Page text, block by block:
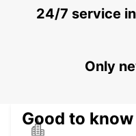
PARIS ETOILE
PARIS - FRANCE
24/7 service
Only
Good to know